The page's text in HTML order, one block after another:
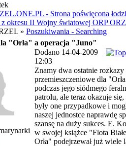
- Strona poświęcona łodzi
okresu II Wojny światowej ORP
» Poszukiwania - Searching
"Orła" a operacja "Juno"
Dodano 14-04-2009
12:03
Znamy dwa ostatnie rozkazy
przemieszczeniowe dla
podczas jego siódmego
patrolu, ale teraz okazuje się,
były one przypadkowe i
naszej jednostce naprawdę
szansę na duży sukces. E.
w swojej książce "Flota
Orła" podejrzewał już wiele